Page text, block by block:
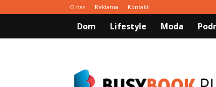
O nas Reklama Kontakt
Dom Lifestyle Moda